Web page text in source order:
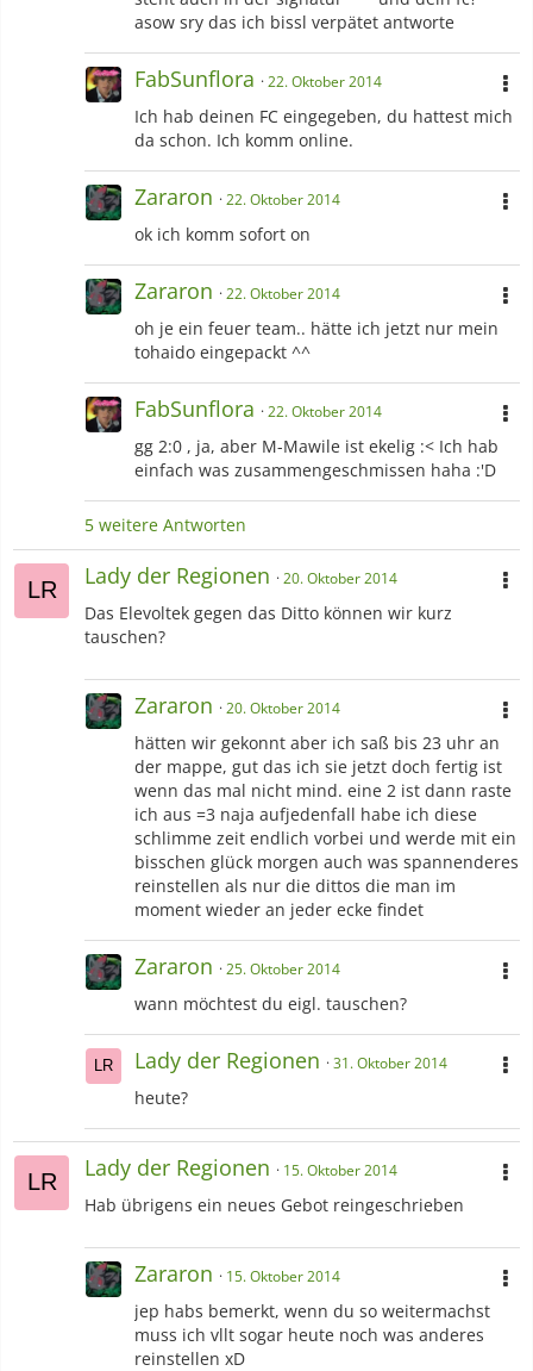
asow sry das ich bissl verpätet antworte
FabSunflora 22. Oktober 2014
Ich hab deinen FC eingegeben, du hattest mich
da schon. Ich komm online.
Zararon 22. Oktober 2014
ok ich komm sofort on
Zararon 22. Oktober 2014
oh je ein feuer team.. hätte ich jetzt nur mein
tohaido eingepackt ^^
FabSunflora 22. Oktober 2014
gg 2:0 , ja, aber M-Mawile ist ekelig :< Ich hab
einfach was zusammengeschmissen haha :'D
5 weitere Antworten
Lady der Regionen 20. Oktober 2014
Das Elevoltek gegen das Ditto können wir kurz
tauschen?
Zararon 20. Oktober 2014
hätten wir gekonnt aber ich saß bis 23 uhr an
der mappe, gut das ich sie jetzt doch fertig ist
wenn das mal nicht mind. eine 2 ist dann raste
ich aus =3 naja aufjedenfall habe ich diese
schlimme zeit endlich vorbei und werde mit ein
bisschen glück morgen auch was spannenderes
reinstellen als nur die dittos die man im
moment wieder an jeder ecke findet
Zararon 25. Oktober 2014
wann möchtest du eigl. tauschen?
Lady der Regionen 31. Oktober 2014
heute?
Lady der Regionen 15. Oktober 2014
Hab übrigens ein neues Gebot reingeschrieben
Zararon 15. Oktober 2014
jep habs bemerkt, wenn du so weitermachst
muss ich vllt sogar heute noch was anderes
reinstellen xD